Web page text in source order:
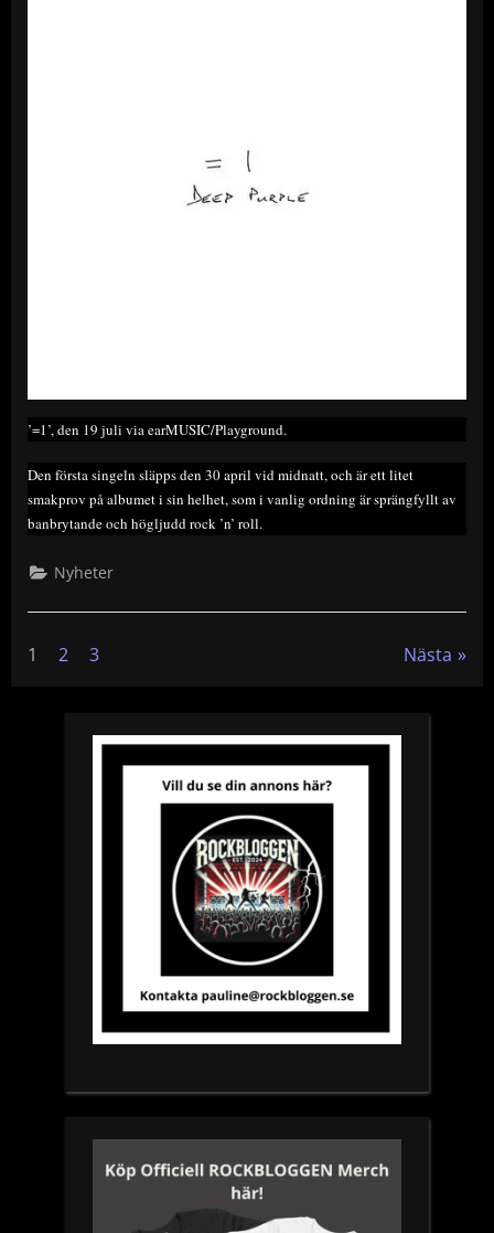
’=1’, den 19 juli via earMUSIC/Playground.
Den första singeln släpps den 30 april vid midnatt, och är ett litet
smakprov på albumet i sin helhet, som i vanlig ordning är sprängfyllt av
banbrytande och högljudd rock ’n’ roll.
Nyheter
för
inlägg
1 2 3 Nästa